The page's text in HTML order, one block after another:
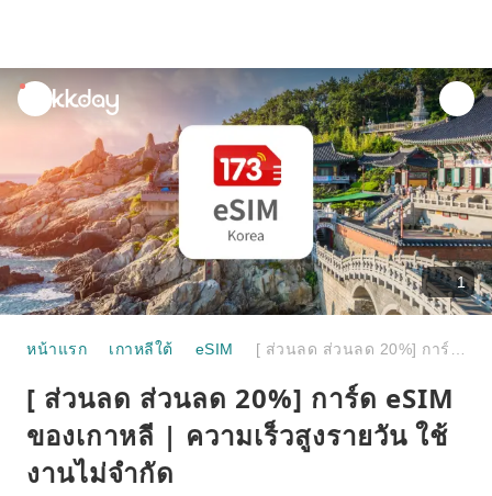
unread
notifications
1
หน้าแรก เกาหลีใต้ eSIM
[ ส่วนลด ส่วนลด 20%] การ์ด eSIM
ของเกาหลี | ความเร็วสูงรายวัน ใช้
งานไม่จำกัด